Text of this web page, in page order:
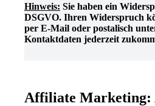
Hinweis: Sie haben ein
DSGVO. Ihren Widerspruch
per E-Mail oder postalisch
Kontaktdaten jederzeit
Affiliate Marketing: